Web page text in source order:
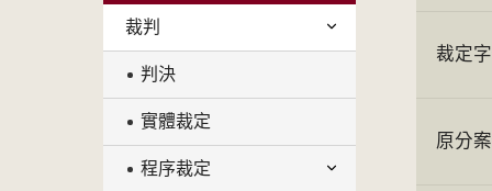
裁判
判決
實體裁定
程序裁定
裁定
原分